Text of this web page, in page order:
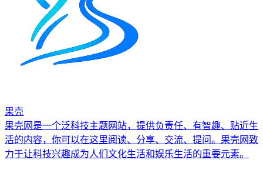
果壳
果壳网是一个泛科技主题网站，提供负责任、有智趣、贴近生
活的内容，你可以在这里阅读、分享、交流、提问。果壳网致
力于让科技兴趣成为人们文化生活和娱乐生活的重要元素。